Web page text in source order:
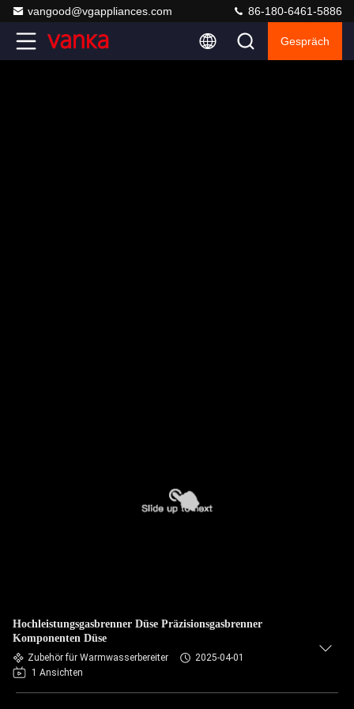
vangood@vgappliances.com 86-180-6461-5886
Gespräch
Hochleistungsgasbrenner Düse Präzisionsgasbrenner
Komponenten Düse
Zubehör für Warmwasserbereiter
2025-04-01
1 Ansichten